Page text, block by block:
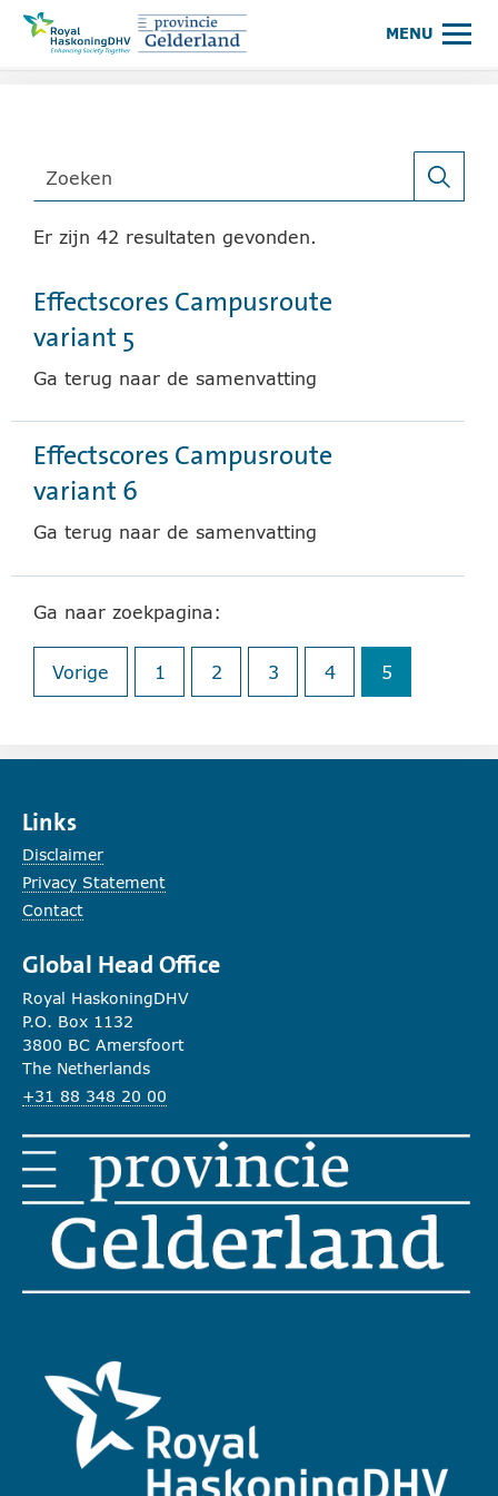
Royal HaskoningDHV, enhancing society together
Klik hier om naar deMENU
(BIJ
Er zijn 42 resultaten gevonden.
Effectscores Campusroute
variant 5
Ga terug naar de samenvatting
Effectscores Campusroute
variant 6
Ga terug naar de samenvatting
Ga naar zoekpagina:
Vorigepagina pagina
1 2 3 4 5(huidige
Links
Disclaimer
Privacy Statement
Contact
Global Head Office
Royal HaskoningDHV
P.O. Box 1132
3800 BC Amersfoort
The Netherlands
+31 88 348 20 00